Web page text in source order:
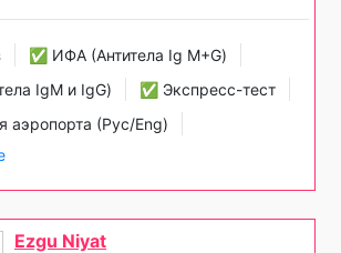
✅ ИФА (Антитела Ig М+G)
IgM и IgG)
✅ Экспресс-тест
аэропорта (Рус/Eng)
Ezgu Niyat